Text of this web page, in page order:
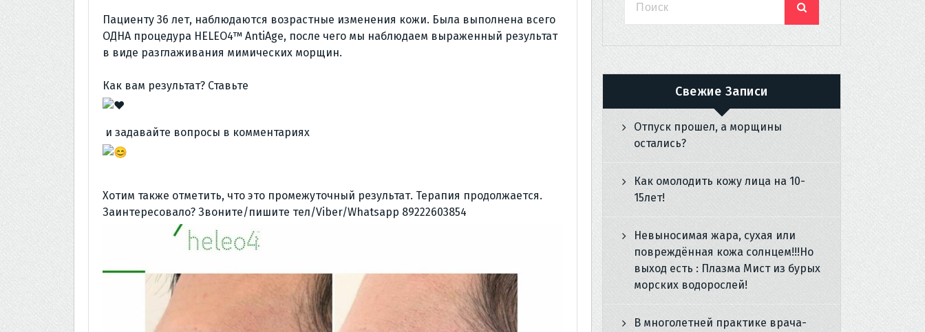
Пациенту 36 лет, наблюдаются возрастные изменения кожи. Была выполнена всего
ОДНА процедура HELEO4™ AntiAge, после чего мы наблюдаем выраженный результат
в виде разглаживания мимических морщин.
Как вам результат? Ставьте
и задавайте вопросы в комментариях
Хотим также отметить, что это промежуточный результат. Терапия продолжается.
Заинтересовало? Звоните/пишите тел/Viber/Whatsapp 89222603854
Свежие Записи
Отпуск прошел, а морщины
остались?
Как омолодить кожу лица на 10-
15лет!
Невыносимая жара, сухая или
повреждённая кожа солнцем!!!Но
выход есть : Плазма Мист из бурых
морских водорослей!
В многолетней практике врача-